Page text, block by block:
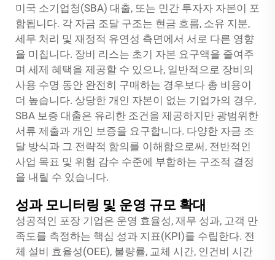
미국 소기업청(SBA) 대출, 또는 민간 투자자 자본이 포
함됩니다. 각 자금 조달 구조는 현금 흐름, 소유 지분,
세무 처리 및 재정적 유연성 측면에서 서로 다른 영향
을 미칩니다. 장비 리스는 초기 자본 요구액을 줄여주
며 세제 혜택을 제공할 수 있으나, 일반적으로 장비의
사용 수명 동안 완전히 구매하는 경우보다 총 비용이
더 높습니다. 상당한 개인 자본이 없는 기업가의 경우,
SBA 보증 대출은 유리한 조건을 제공하지만 광범위한
서류 제출과 개인 보증을 요구합니다. 다양한 자금 조
달 방식과 그 전략적 함의를 이해함으로써, 전반적인
사업 목표 및 위험 감수 수준에 부합하는 구조적 결정
을 내릴 수 있습니다.
성과 모니터링 및 운영 규모 확대
성공적인 포장 기업은 운영 효율성, 재무 성과, 고객 만
족도를 측정하는 핵심 성과 지표(KPI)를 수립한다. 전
체 설비 효율성(OEE), 불량률, 교체 시간, 인건비 시간